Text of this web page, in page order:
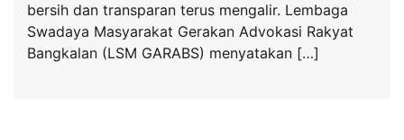
bersih dan transparan terus mengalir. Lembaga
Swadaya Masyarakat Gerakan Advokasi Rakyat
Bangkalan (LSM GARABS) menyatakan […]